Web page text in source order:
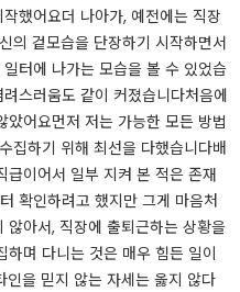
했어요더 나아가, 예전에는 직장
의 겉모습을 단장하기 시작하면서
터에 나가는 모습을 볼 수 있었습
스러움도 같이 커졌습니다​​​​​처음에
어요먼저 저는 가능한 모든 방법
집하기 위해 최선을 다했습니다배
이어서 일부 지켜 본 적은 존재
확인하려고 했지만 그게 마음처
아서, 직장에 출퇴근하는 상황을
며 다니는 것은 매우 힘든 일이
인을 믿지 않는 자세는 옳지 않다